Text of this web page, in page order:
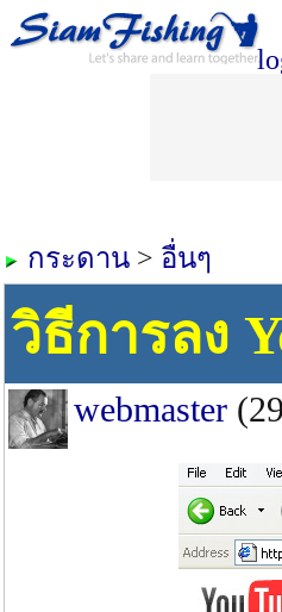
กระดาน > อื่นๆ
วิธีการลง
webmaster